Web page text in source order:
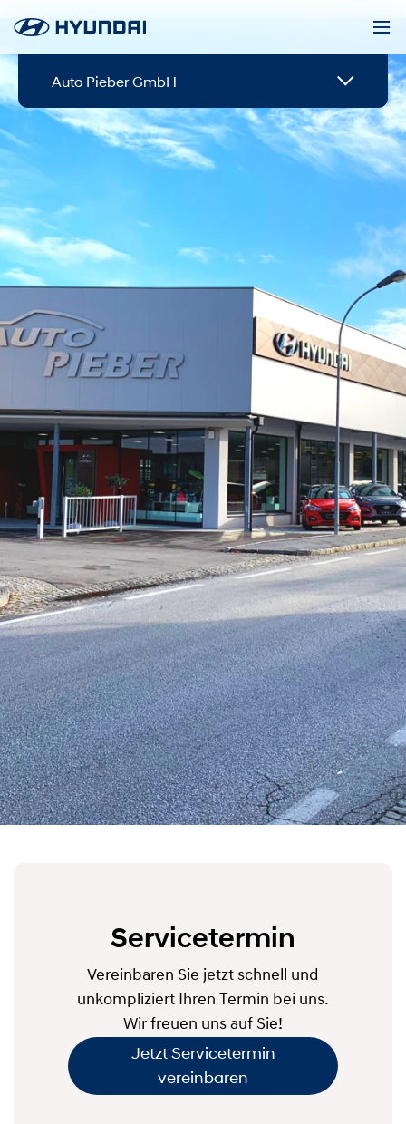
Auto Pieber GmbH
Servicetermin
Vereinbaren Sie jetzt schnell und
unkompliziert Ihren Termin bei uns.
Wir freuen uns auf Sie!
Jetzt Servicetermin
vereinbaren